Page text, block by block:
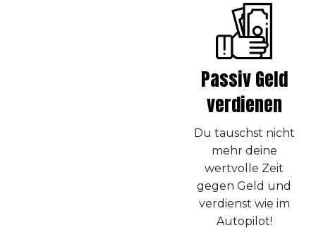
Passiv Geld
verdienen
Du tauschst nicht
mehr deine
wertvolle Zeit
gegen Geld und
verdienst wie im
Autopilot!